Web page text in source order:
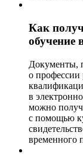
Как
Документы,
о профессии
в
можно
с помощью
временного